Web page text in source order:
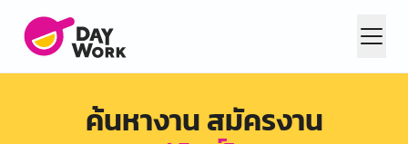
ค้นหางาน สมัครงาน